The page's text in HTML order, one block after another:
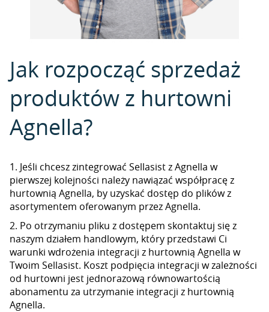
Jak rozpocząć sprzedaż
produktów z hurtowni
Agnella?
1. Jeśli chcesz zintegrować Sellasist z Agnella w
pierwszej kolejności należy nawiązać współpracę z
hurtownią Agnella, by uzyskać dostęp do plików z
asortymentem oferowanym przez Agnella.
2. Po otrzymaniu pliku z dostępem skontaktuj się z
naszym działem handlowym, który przedstawi Ci
warunki wdrożenia integracji z hurtownią Agnella w
Twoim Sellasist. Koszt podpięcia integracji w zależności
od hurtowni jest jednorazową równowartością
abonamentu za utrzymanie integracji z hurtownią
Agnella.